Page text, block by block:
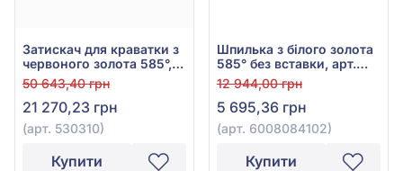
Затискач для краватки з
червоного золота 585°,
арт. 530310
50 643,40 грн
21 270,23 грн
(арт. 530310)
Купити
Шпилька з білого золота
585° без вставки, арт.
6008084102
12 944,00 грн
5 695,36 грн
(арт. 6008084102)
Купити